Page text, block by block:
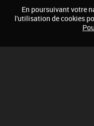
En poursuivant votre
l'utilisation de cookies